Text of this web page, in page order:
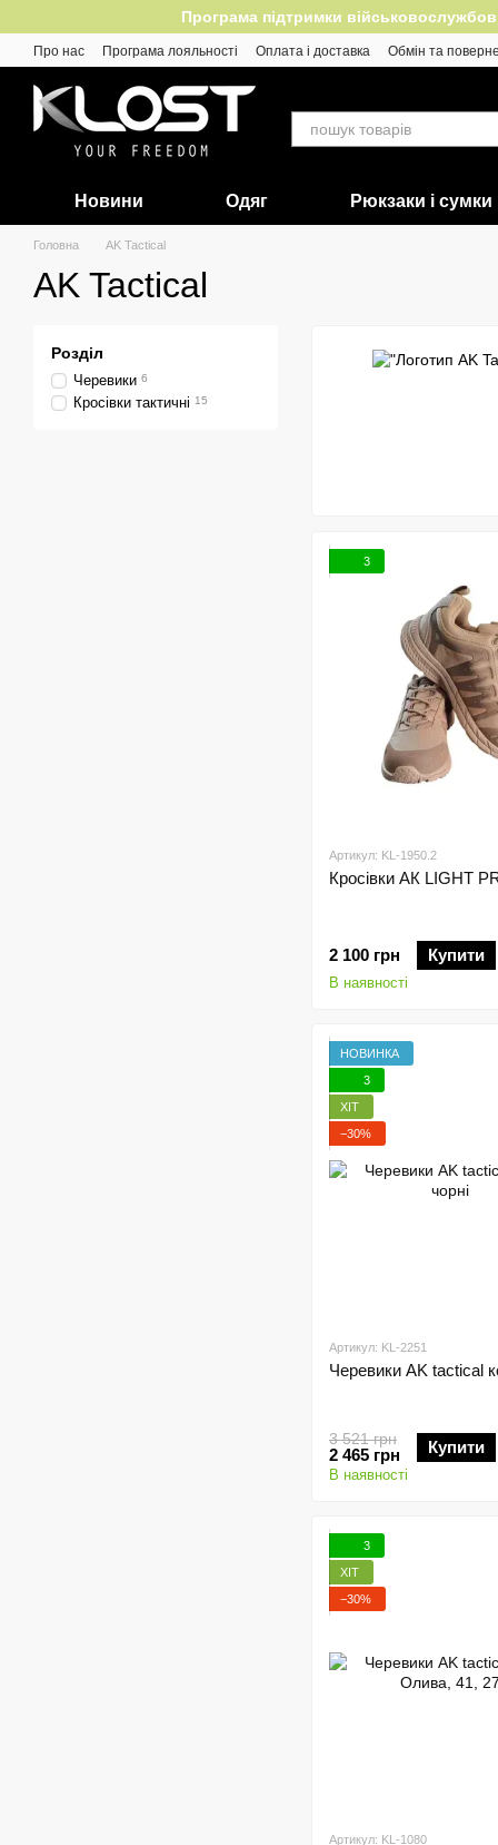
Перейти до основного контентуПрограма підтримки
Про нас Програма лояльності Оплата і доставка Обмін та
Новини Одяг Рюкзаки і сумки
Головна AK Tactical
AK Tactical
3
Артикул: KL-1950.2
Кросівки АК LIGHT
2 100 грн Купити
В наявності
НОВИНКА
3
ХІТ
−30%
Артикул: KL-2251
Черевики AK tactical
3 521 грн
2 465 грн Купити
В наявності
3
ХІТ
−30%
Артикул: KL-1080
Розділ
Черевики 6
Кросівки тактичні 15